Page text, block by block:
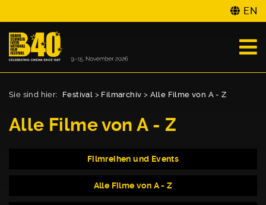
EN
Sie sind hier: Festival > Filmarchiv > Alle Filme von A - Z
Alle Filme von A - Z
Filmreihen und Events
Alle Filme von A - Z